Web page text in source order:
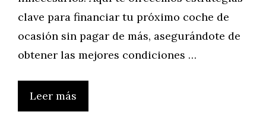
clave para financiar tu próximo coche de
ocasión sin pagar de más, asegurándote de
obtener las mejores condiciones …
Leer más